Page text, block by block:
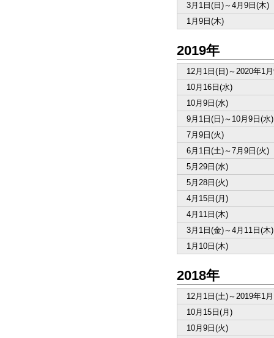
3月1日(日)～4月9日(木)
1月9日(木)
2019年
12月1日(日)～2020年1
10月16日(水)
10月9日(水)
9月1日(日)～10月9日(水)
7月9日(火)
6月1日(土)～7月9日(火)
5月29日(水)
5月28日(火)
4月15日(月)
4月11日(木)
3月1日(金)～4月11日(木)
1月10日(木)
2018年
12月1日(土)～2019年1
10月15日(月)
10月9日(火)